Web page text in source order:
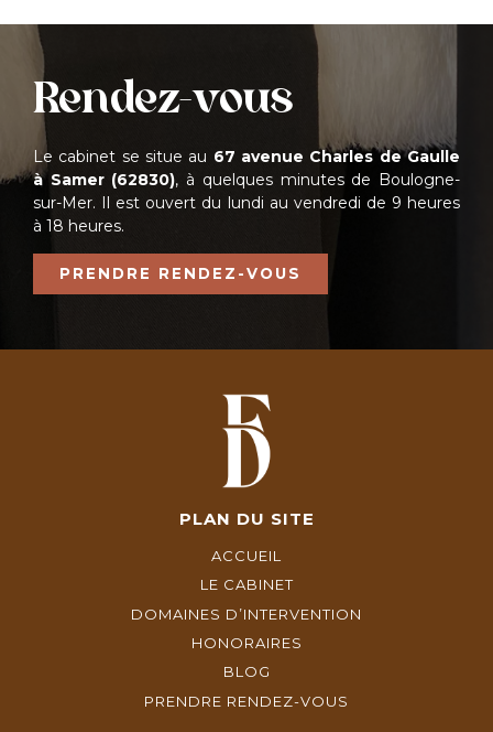
Rendez-vous
Le cabinet se situe au 67 avenue Charles de Gaulle
à Samer (62830), à quelques minutes de Boulogne-
sur-Mer. Il est ouvert du lundi au vendredi de 9 heures
à 18 heures.
PRENDRE RENDEZ-VOUS
PLAN DU SITE
ACCUEIL
LE CABINET
DOMAINES D’INTERVENTION
HONORAIRES
BLOG
PRENDRE RENDEZ-VOUS